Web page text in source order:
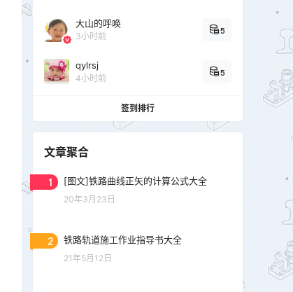
大山的呼唤
3小时前
5
qylrsj
4小时前
5
签到排行
文章聚合
1 [图文]铁路曲线正矢的计算公式大全
20年3月23日
2 铁路轨道施工作业指导书大全
21年5月12日